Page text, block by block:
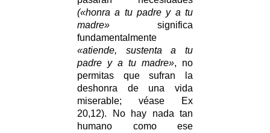
(«honra a tu padre y a tu
madre» significa
fundamentalmente
«atiende, sustenta a tu
padre y a tu madre», no
permitas que sufran la
deshonra de una vida
miserable; véase Ex
20,12). No hay nada tan
humano como ese